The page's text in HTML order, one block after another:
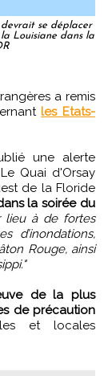
se déplacer
Louisiane dans la
les Etats-
une alerte
Quai d'Orsay
de la Floride
la soirée du
lieu à de fortes
d’inondations,
Rouge, ainsi
de la plus
de précaution
et locales